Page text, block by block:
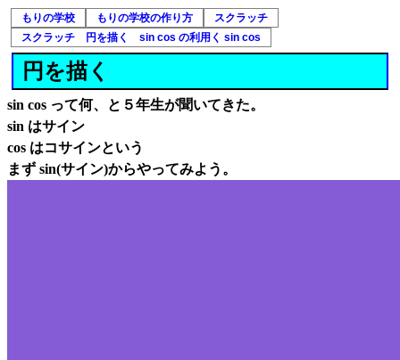
もりの学校 もりの学校の作り方
スクラッチ
スクラッチ 円を描く sin cos の利用く sin cos
円を描く
sin cos って何、と５年生が聞いてきた。
sin はサイン
cos はコサインという
まず sin(サイン)からやってみよう。